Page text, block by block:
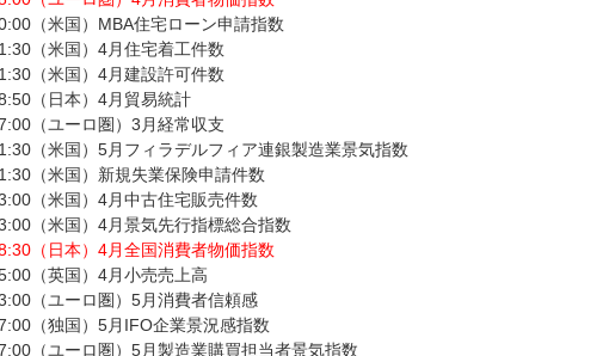
（米国）MBA住宅ローン申請指数
（米国）4月住宅着工件数
（米国）4月建設許可件数
（日本）4月貿易統計
（ユーロ圏）3月経常収支
（米国）5月フィラデルフィア連銀製造業景気指数
（米国）新規失業保険申請件数
（米国）4月中古住宅販売件数
（米国）4月景気先行指標総合指数
（日本）4月全国消費者物価指数
（英国）4月小売売上高
（ユーロ圏）5月消費者信頼感
（独国）5月IFO企業景況感指数
（ユーロ圏）5月製造業購買担当者景気指数